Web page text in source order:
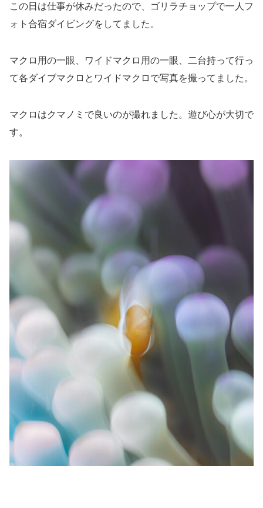
この日は仕事が休みだったので、ゴリラチョップで一人フ
ォト合宿ダイビングをしてました。
マクロ用の一眼、ワイドマクロ用の一眼、二台持って行っ
て各ダイブマクロとワイドマクロで写真を撮ってました。
マクロはクマノミで良いのが撮れました。遊び心が大切で
す。